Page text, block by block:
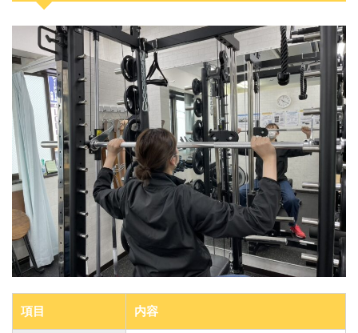
項目 内容